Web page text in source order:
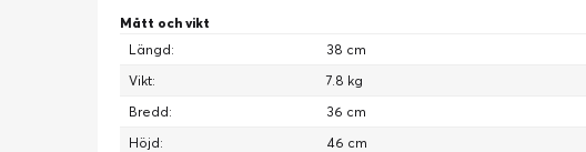
Mått och vikt
Längd:
38 cm
Vikt:
7.8 kg
Bredd:
36 cm
Höjd:
46 cm